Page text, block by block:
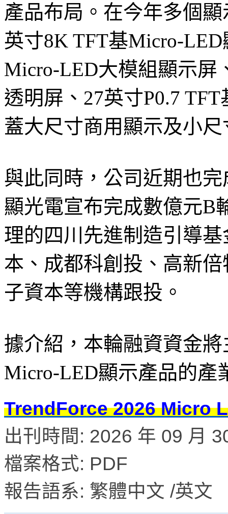
產品布局。在今年多個
英寸8K TFT基Micro-
Micro-LED大模組顯示屏
透明屏、27英寸P0.7
蓋大尺寸商用顯示及小
與此同時，公司近期也
顯光電宣布完成數億元B
理的四川先進制造引導
本、成都科創投、高新
子資本等機構跟投。
據介紹，本輪融資資金
Micro-LED顯示產品的產
TrendForce 2026 Micro
出刊時間: 2026 年 09 月
檔案格式: PDF
報告語系: 繁體中文 /英文